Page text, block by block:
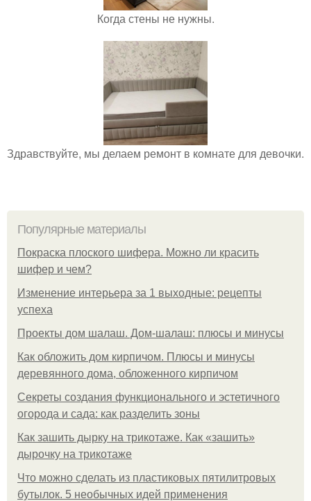
Когда стены не нужны.
Здравствуйте, мы делаем ремонт в комнате для девочки.
Популярные материалы
Покраска плоского шифера. Можно ли красить
шифер и чем?
Изменение интерьера за 1 выходные: рецепты
успеха
Проекты дом шалаш. Дом-шалаш: плюсы и минусы
Как обложить дом кирпичом. Плюсы и минусы
деревянного дома, обложенного кирпичом
Секреты создания функционального и эстетичного
огорода и сада: как разделить зоны
Как зашить дырку на трикотаже. Как «зашить»
дырочку на трикотаже
Что можно сделать из пластиковых пятилитровых
бутылок. 5 необычных идей применения